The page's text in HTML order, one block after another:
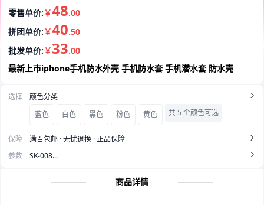
零售单价:￥48.00
拼团单价:￥40.50
批发单价:￥33.00
最新上市iphone手机防水外壳 手机防水套 手机潜水套 防水壳
选择
颜色分类
蓝色
白色 黑色 粉色 黄色 共 5 个颜色可选
保障
满百包邮 · 无忧退换 · 正品保障
参数
SK-008...
商品详情